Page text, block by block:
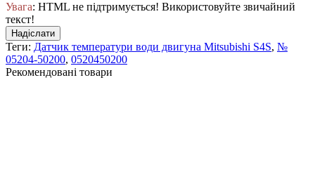
Увага: HTML не підтримується! Використовуйте звичайний
текст!
Надіслати
Теги: Датчик температури води двигуна Mitsubishi S4S, №
05204-50200, 0520450200
Рекомендовані товари